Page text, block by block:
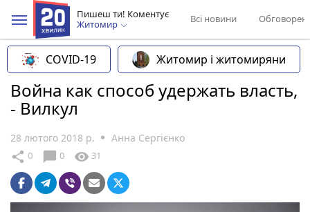
Пишеш ти! Коментує
Житомир
Всі новини
COVID-19 Житомир і житомиряни
Война как способ удержать власть,
- Вилкул
28 лютого 2018 р. Анна Сергієнко
share 0 chat_bubble 0 visibility 31